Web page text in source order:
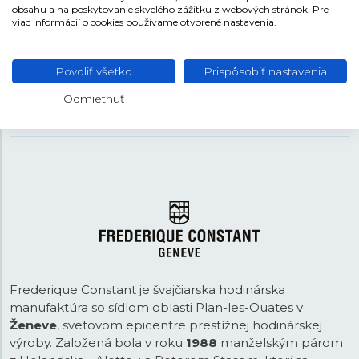
MATERIÁL REMIENKA
FARBA REMIENKA
Frederique Constant je švajčiarska hodinárska
manufaktúra so sídlom oblasti Plan-les-Ouates v
Ženeve, svetovom epicentre prestížnej hodinárskej
výroby. Založená bola v roku 1988 manželským párom
obsahu a na poskytovanie skvelého zážitku z webových stránok. Pre
viac informácií o cookies používame otvorené nastavenia.
Povoliť všetko Prispôsobiť nastavenia
Odmietnuť